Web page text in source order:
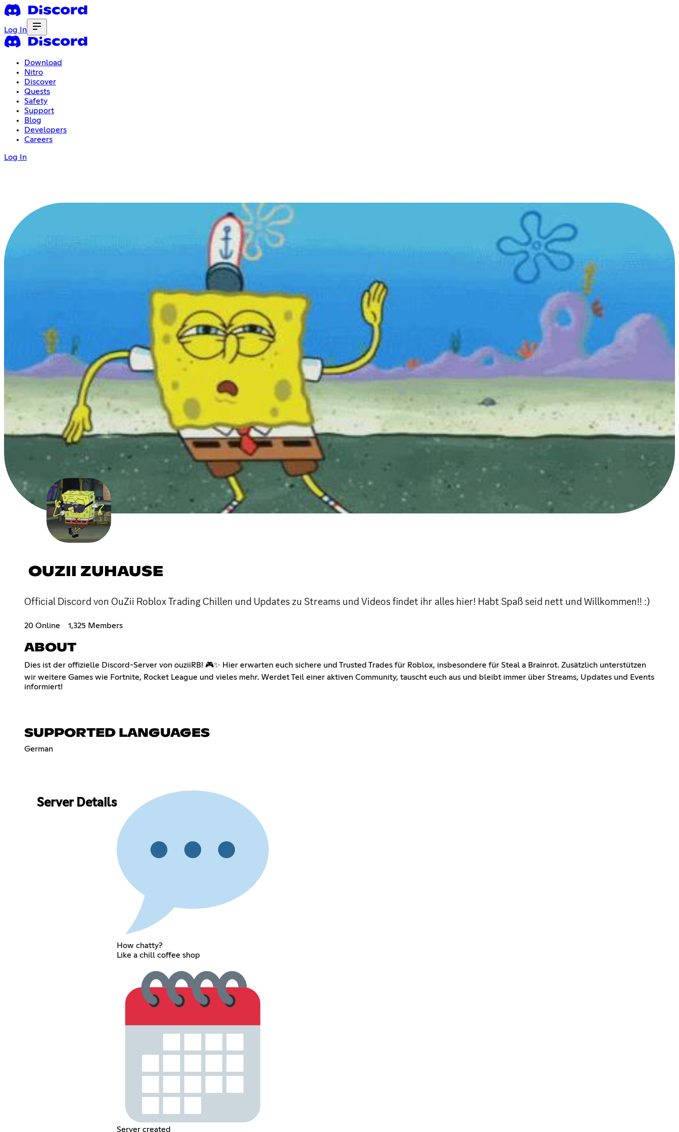
Log In
Download
Nitro
Discover
Quests
Safety
Support
Blog
Developers
Careers
Log In
OUZII ZUHAUSE
Official Discord von OuZii Roblox Trading Chillen und Updates zu Streams und Videos findet ihr alles hier! Habt Spaß seid nett und Willkommen!! :)
20 Online 1,325 Members
ABOUT
Dies ist der offizielle Discord-Server von ouziiRB! 🎮✨ Hier erwarten euch sichere und Trusted Trades für Roblox, insbesondere für Steal a Brainrot. Zusätzlich unterstützen
wir weitere Games wie Fortnite, Rocket League und vieles mehr. Werdet Teil einer aktiven Community, tauscht euch aus und bleibt immer über Streams, Updates und Events
informiert!
SUPPORTED LANGUAGES
German
Server Details
How chatty?
Like a chill coffee shop
Server created